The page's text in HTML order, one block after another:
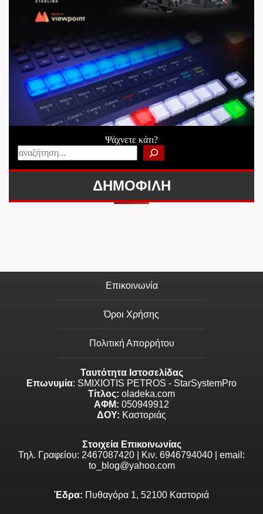
Ψάχνετε κάτι?
ΔΗΜΟΦΙΛΗ
Επικοινωνία
Όροι Χρήσης
Πολιτική Απορρήτου
Ταυτότητα Ιστοσελίδας
Επωνυμία: SMIXIOTIS PETROS - StarSystemPro
Τίτλος: oladeka.com
ΑΦΜ: 050949912
ΔΟΥ: Καστοριάς
Στοιχεία Επικοινωνίας
Τηλ. Γραφείου: 2467087420 | Κιν. 6946794040 | email:
to_blog@yahoo.com
Έδρα: Πυθαγόρα 1, 52100 Καστοριά